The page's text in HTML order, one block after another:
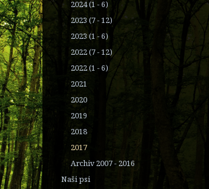
2024 (1 - 6)
2023 (7 - 12)
2023 (1 - 6)
2022 (7 - 12)
2022 (1 - 6)
2021
2020
2019
2018
2017
Archiv 2007 - 2016
Naši psi